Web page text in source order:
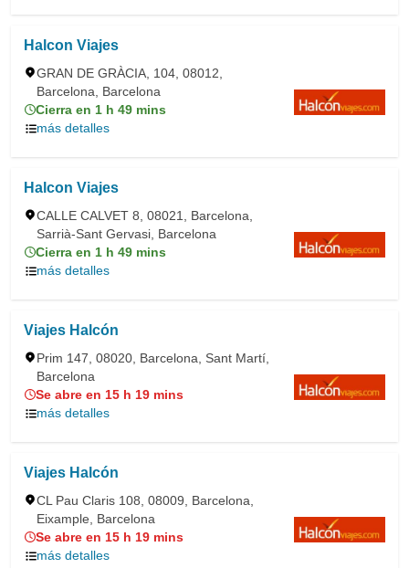
Halcon Viajes
GRAN DE GRÀCIA, 104, 08012,
Barcelona, Barcelona
Cierra en 1 h 49 mins
más detalles
Halcon Viajes
CALLE CALVET 8, 08021, Barcelona,
Sarrià-Sant Gervasi, Barcelona
Cierra en 1 h 49 mins
más detalles
Viajes Halcón
Prim 147, 08020, Barcelona, Sant Martí,
Barcelona
Se abre en 15 h 19 mins
más detalles
Viajes Halcón
CL Pau Claris 108, 08009, Barcelona,
Eixample, Barcelona
Se abre en 15 h 19 mins
más detalles